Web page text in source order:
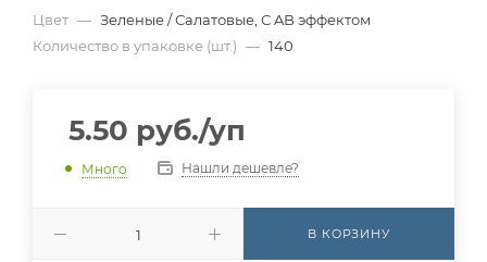
Цвет — Зеленые / Салатовые, С AB эффектом
Количество в упаковке (шт.) — 140
5.50 руб./уп
Много Нашли дешевле?
В КОРЗИНУ